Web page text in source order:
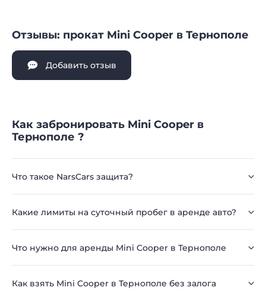
Отзывы: прокат Mini Cooper в Тернополе
Добавить отзыв
Как забронировать Mini Cooper в
Тернополе ?
Что такое NarsCars защита?
Какие лимиты на суточный пробег в аренде авто?
Что нужно для аренды Mini Cooper в Тернополе
Как взять Mini Cooper в Тернополе без залога